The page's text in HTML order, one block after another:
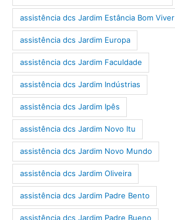
assistência dcs Jardim Estância Bom Viver
assistência dcs Jardim Europa
assistência dcs Jardim Faculdade
assistência dcs Jardim Indústrias
assistência dcs Jardim Ipês
assistência dcs Jardim Novo Itu
assistência dcs Jardim Novo Mundo
assistência dcs Jardim Oliveira
assistência dcs Jardim Padre Bento
assistência dcs Jardim Padre Bueno